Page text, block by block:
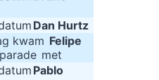
Dan Hurtz
kwam Felipe
met
Pablo